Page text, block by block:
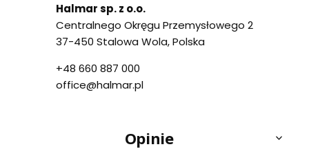
Halmar sp. z o.o.
Centralnego Okręgu Przemysłowego 2
37-450 Stalowa Wola, Polska
+48 660 887 000
office@halmar.pl
Opinie